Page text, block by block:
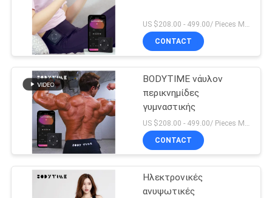
US $208.00 - 499.00/ Pieces MOQ:1pieces
CONTACT
BODYTIME νάυλον
περικνημίδες
γυμναστικής
US $208.00 - 499.00/ Pieces MOQ:1pieces
CONTACT
Ηλεκτρονικές
ανυψωτικές